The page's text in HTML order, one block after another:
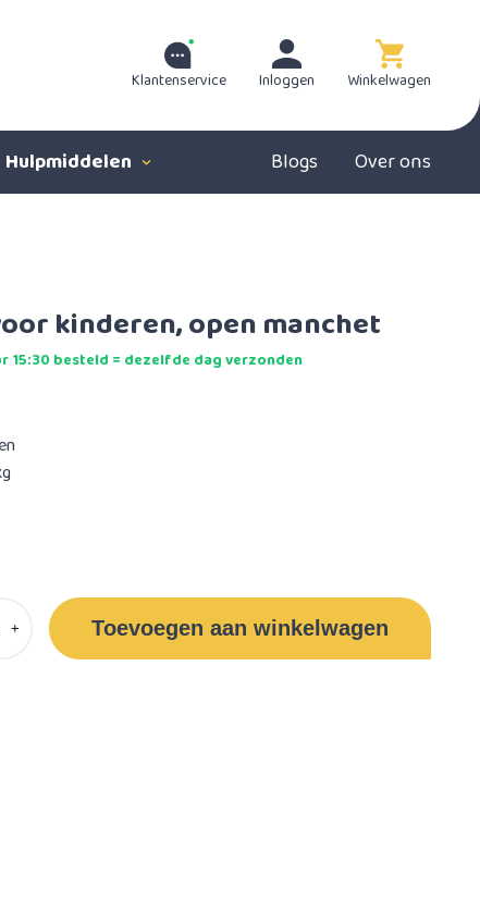
Klantenservice Inloggen Winkelwagen
Hulpmiddelen Blogs Over ons
kinderen, open manchet
15:30 besteld = dezelfde dag verzonden
+ Toevoegen aan winkelwagen